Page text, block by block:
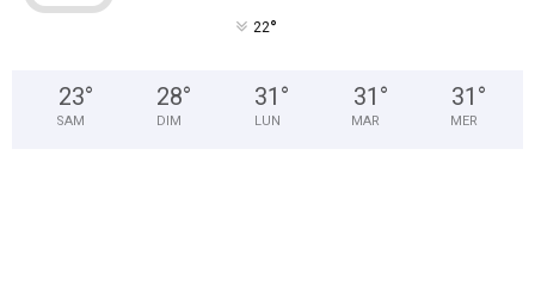
22°
23°
SAM
28°
DIM
31 °
LUN
31 °
MAR
31 °
MER